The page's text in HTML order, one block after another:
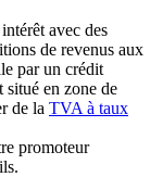
avec des
de revenus aux
par un crédit
en zone de
de la TVA à taux
promoteur